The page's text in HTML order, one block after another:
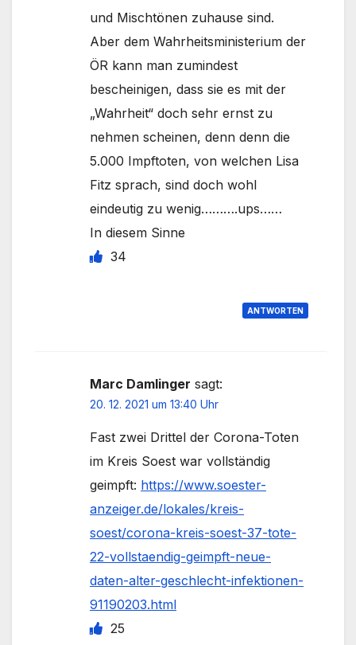
und Mischtönen zuhause sind.
Aber dem Wahrheitsministerium der
ÖR kann man zumindest
bescheinigen, dass sie es mit der
„Wahrheit“ doch sehr ernst zu
nehmen scheinen, denn denn die
5.000 Impftoten, von welchen Lisa
Fitz sprach, sind doch wohl
eindeutig zu wenig……….ups……
In diesem Sinne
34
ANTWORTEN
Marc Damlinger sagt:
20. 12. 2021 um 13:40 Uhr
Fast zwei Drittel der Corona-Toten
im Kreis Soest war vollständig
geimpft: https://www.soester-
anzeiger.de/lokales/kreis-
soest/corona-kreis-soest-37-tote-
22-vollstaendig-geimpft-neue-
daten-alter-geschlecht-infektionen-
91190203.html
25